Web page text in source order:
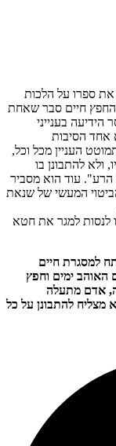
את ספרו על הלכות
החפץ חיים סבר שאחת
הידיעה בענייני
אחד הסיבות
העניין מכל וכל,
ולא להתבונן בו
הרע". עוד הוא מסביר
המעשי של שנאת
לנסות למגר את חטא
למסגרת חיים
האוהב ימים וחפץ
אדם מתעלה
מצליח להתבונן על כל